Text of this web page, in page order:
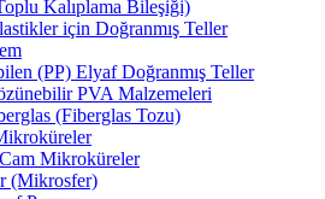
Kalıplama Bileşiği)
için Doğranmış Teller
(PP) Elyaf Doğranmış Teller
PVA Malzemeleri
(Fiberglas Tozu)
Mikroküreler
(Mikrosfer)